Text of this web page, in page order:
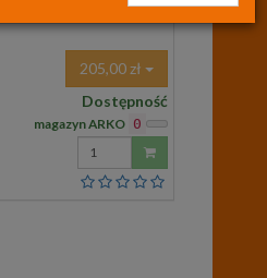
205,00 zł
Dostępność
magazyn ARKO 0
Wprowadź
ilość